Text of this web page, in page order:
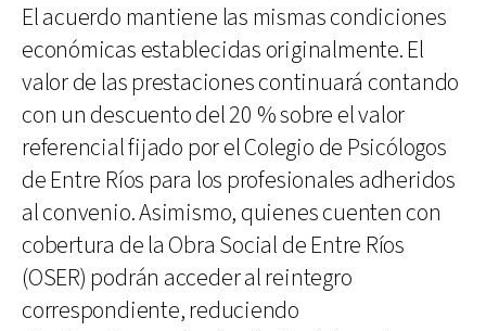
El acuerdo mantiene las mismas condiciones
económicas establecidas originalmente. El
valor de las prestaciones continuará contando
con un descuento del 20 % sobre el valor
referencial fijado por el Colegio de Psicólogos
de Entre Ríos para los profesionales adheridos
al convenio. Asimismo, quienes cuenten con
cobertura de la Obra Social de Entre Ríos
(OSER) podrán acceder al reintegro
correspondiente, reduciendo